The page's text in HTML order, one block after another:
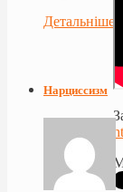
Детальніше...
Нарциссизм